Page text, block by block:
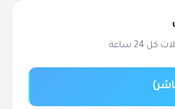
ساعة